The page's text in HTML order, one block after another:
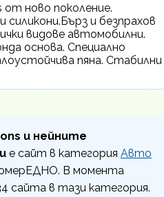
ново поколение.
и безпрахов
видове автомобилни.
основа. Специално
пяна. Стабилни
и нейните
е сайт в категория Авто
В момента
сайта в тази категория.